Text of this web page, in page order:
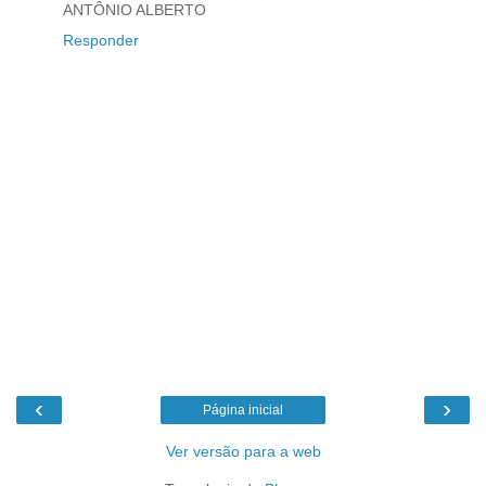
ANTÔNIO ALBERTO
Responder
‹ ›
Página inicial
Ver versão para a web